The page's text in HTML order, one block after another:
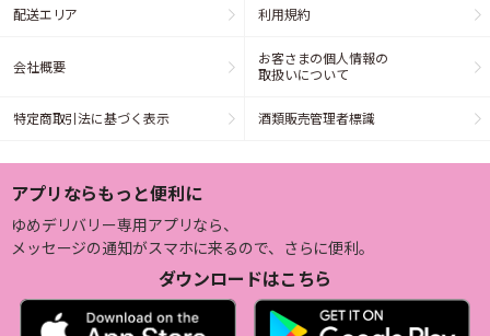
配送エリア 利用規約
会社概要
お客さまの個人情報の
取扱いについて
特定商取引法に基づく表示 酒類販売管理者標識
アプリならもっと便利に
ゆめデリバリー専用アプリなら、
メッセージの通知がスマホに来るので、さらに便利。
ダウンロードはこちら